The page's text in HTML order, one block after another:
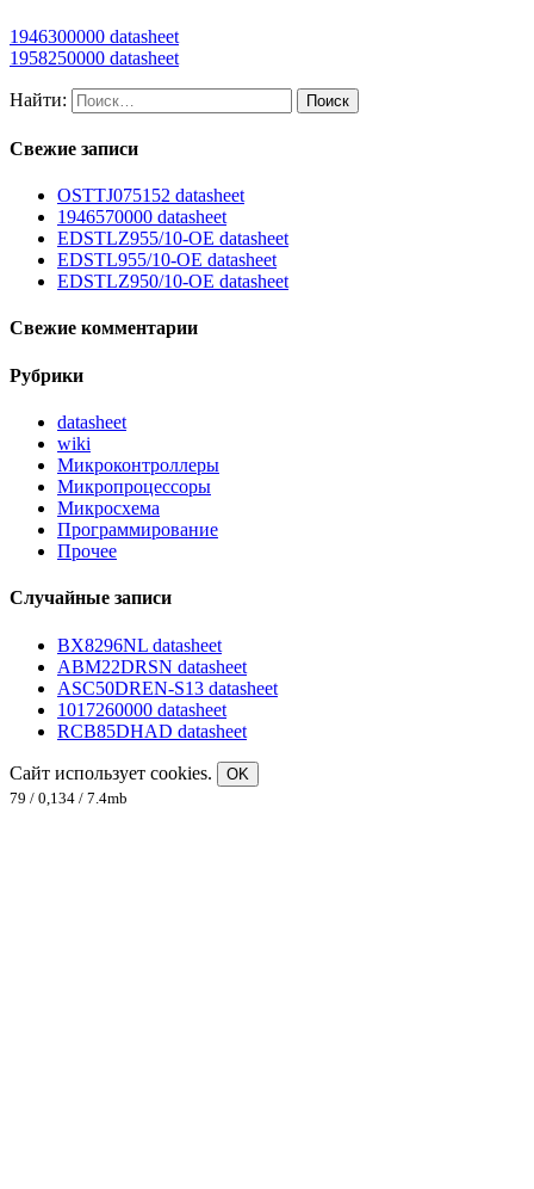
1946300000 datasheet
1958250000 datasheet
Найти:
Свежие записи
OSTTJ075152 datasheet
1946570000 datasheet
EDSTLZ955/10-OE datasheet
EDSTL955/10-OE datasheet
EDSTLZ950/10-OE datasheet
Свежие комментарии
Рубрики
datasheet
wiki
Микроконтроллеры
Микропроцессоры
Микросхема
Программирование
Прочее
Случайные записи
BX8296NL datasheet
ABM22DRSN datasheet
ASC50DREN-S13 datasheet
1017260000 datasheet
RCB85DHAD datasheet
Сайт использует cookies.
OK
79 / 0,134 / 7.4mb